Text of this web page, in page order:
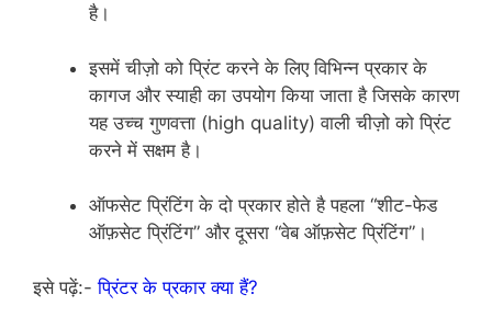
है।
इसमें चीज़ो को प्रिंट करने के लिए विभिन्न प्रकार के
कागज और स्याही का उपयोग किया जाता है जिसके कारण
यह उच्च गुणवत्ता (high quality) वाली चीज़ो को प्रिंट
करने में सक्षम है।
ऑफसेट प्रिंटिंग के दो प्रकार होते है पहला “शीट-फेड
ऑफ़सेट प्रिंटिंग” और दूसरा “वेब ऑफ़सेट प्रिंटिंग”।
इसे पढ़ें:-प्रिंटर के प्रकार क्या हैं?